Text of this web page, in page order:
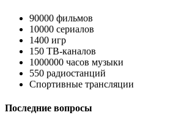
90000 фильмов
10000 сериалов
1400 игр
150 ТВ-каналов
1000000 часов музыки
550 радиостанций
Спортивные трансляции
Последние вопросы